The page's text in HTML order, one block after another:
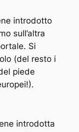
introdotto
sull’altra
Si
(del resto i
piede
introdotta